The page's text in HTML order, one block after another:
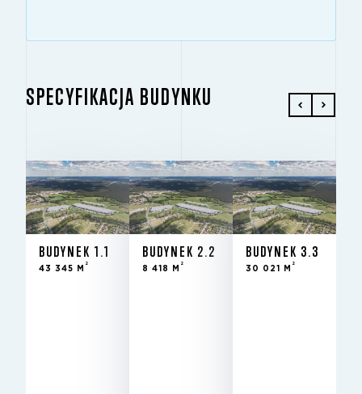
SPECYFIKACJA BUDYNKU
BUDYNEK 1.1
43 345 M
2
BUDYNEK 1.1
43 345 M
2
BUDYNEK 2.2
8 418 M
2
BUDYNEK 2.2
8 418 M
2
BUDYNEK 3.3
30 021 M
2
BUDYNEK 3.3
30 021 M
2